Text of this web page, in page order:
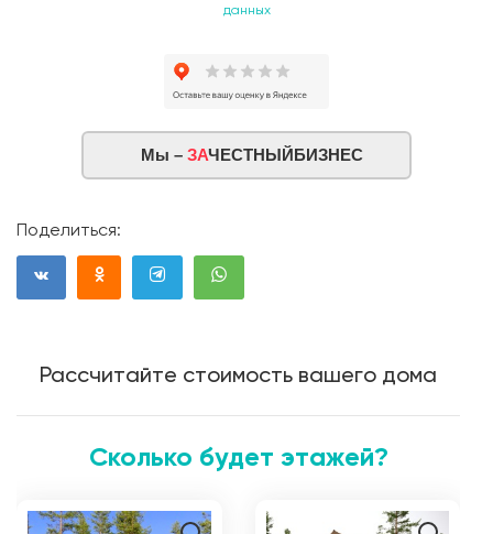
данных
Мы – ЗАЧЕСТНЫЙБИЗНЕС
Поделиться:
Рассчитайте стоимость вашего дома
Сколько будет этажей?